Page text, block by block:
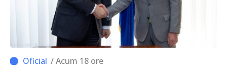
/ Acum 18 ore